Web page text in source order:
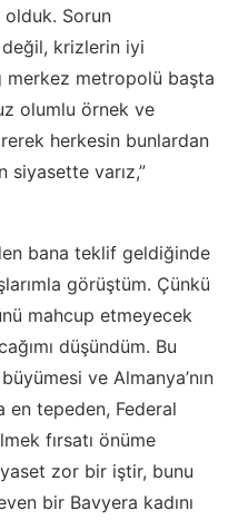
Sorun
krizlerin iyi
merkez metropolü başta
olumlu örnek ve
herkesin bunlardan
siyasette varız,”
bana teklif geldiğinde
görüştüm. Çünkü
mahcup etmeyecek
düşündüm. Bu
ve Almanya’nın
en tepeden, Federal
fırsatı önüme
zor bir iştir, bunu
bir Bavyera kadını